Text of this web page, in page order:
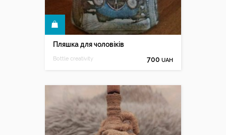
Пляшка для чоловіків
Bottle creativity 700 UAH